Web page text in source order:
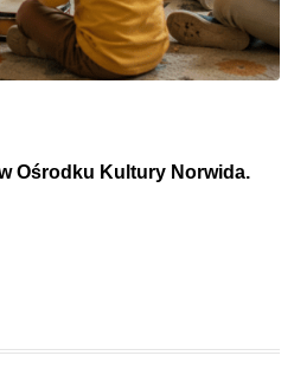
Ośrodku Kultury Norwida.